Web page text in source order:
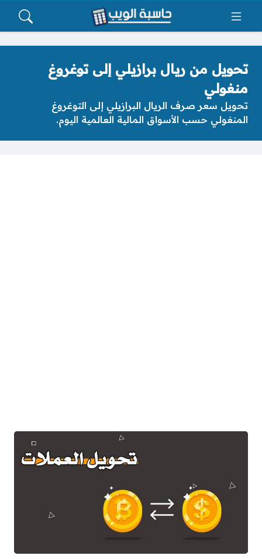
تحويل من ريال برازيلي إلى توغروغ
منغولي
تحويل سعر صرف الريال البرازيلي إلى التوغروغ
المنغولي حسب الأسواق المالية العالمية اليوم.